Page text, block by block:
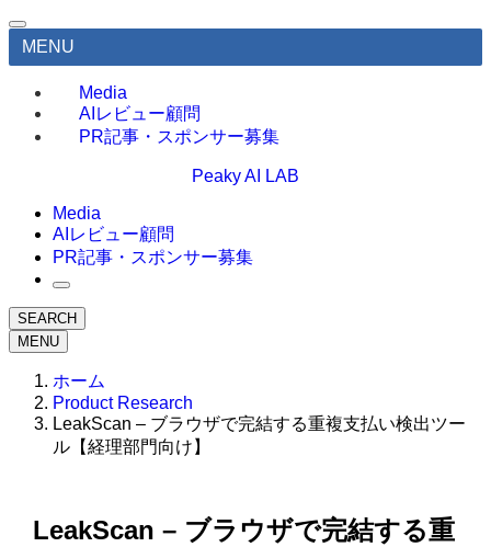
MENU
Media
AIレビュー顧問
PR記事・スポンサー募集
Peaky AI LAB
Media
AIレビュー顧問
PR記事・スポンサー募集
SEARCH
MENU
ホーム
Product Research
LeakScan – ブラウザで完結する重複支払い検出ツー
ル【経理部門向け】
LeakScan – ブラウザで完結する重